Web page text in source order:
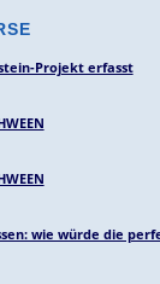
Projekt erfasst
wie würde die